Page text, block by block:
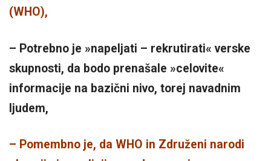
(WHO),
– Potrebno je »napeljati – rekrutirati« verske
skupnosti, da bodo prenašale »celovite«
informacije na bazični nivo, torej navadnim
ljudem,
– Pomembno je, da WHO in Združeni narodi